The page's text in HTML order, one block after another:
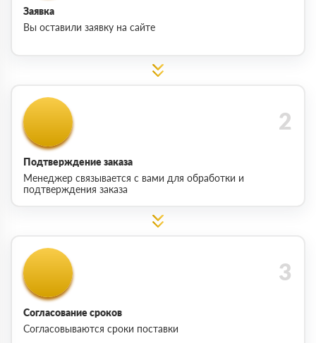
Заявка
Вы оставили заявку на сайте
Подтверждение заказа
Менеджер связывается с вами для обработки и
подтверждения заказа
Согласование сроков
Согласовываются сроки поставки